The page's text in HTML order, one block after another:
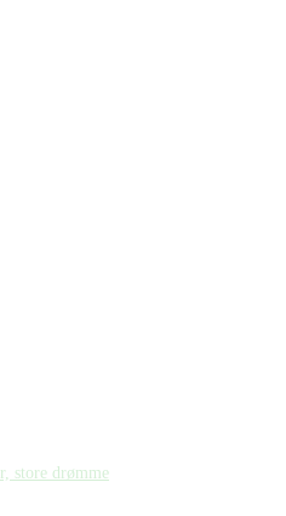
store drømme